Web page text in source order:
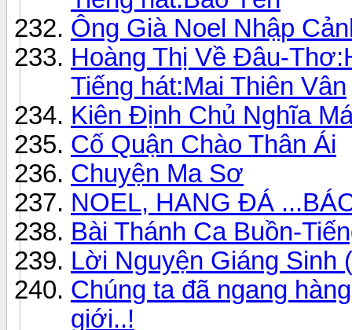
Ông Già Noel Nhập
Hoàng Thị Về Đâu-
Tiếng hát:Mai Thiên Vân
Kiên Định Chủ Nghĩa
Cố Quận Chào Thân Ái
Chuyện Ma Sơ
NOEL, HANG ĐÁ
Bài Thánh Ca Buồn-
Lời Nguyện Giáng Sinh
Chúng ta đã ngang
giới..!